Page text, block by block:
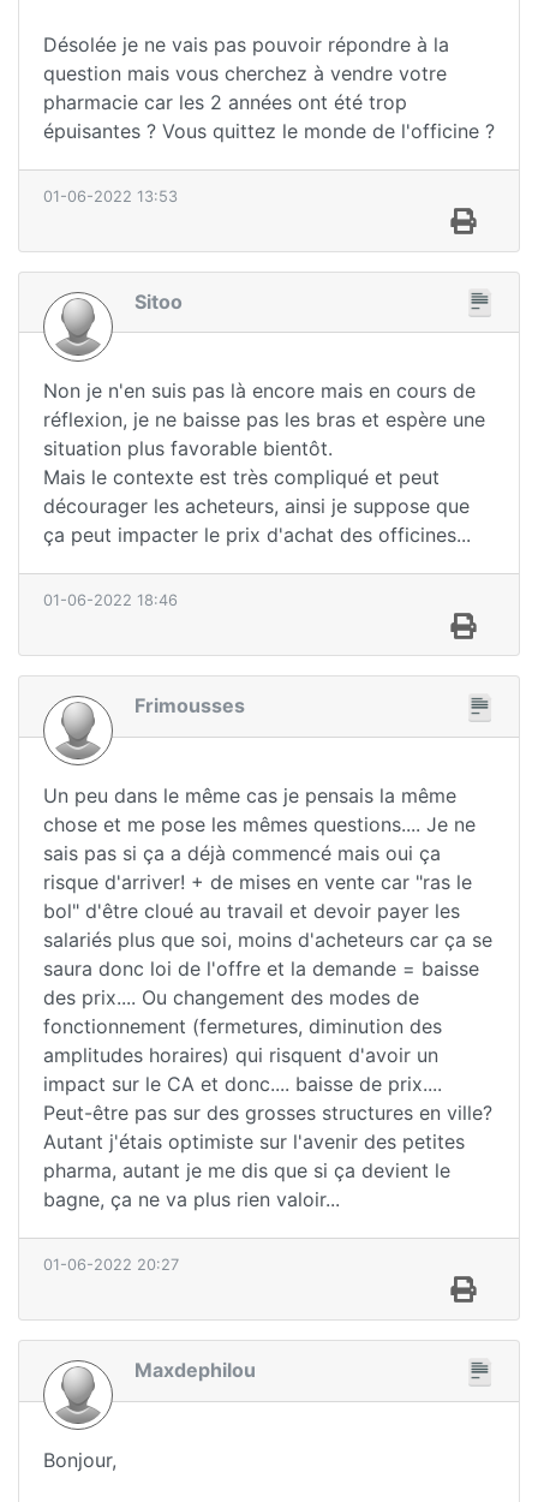
Désolée je ne vais pas pouvoir répondre à la
question mais vous cherchez à vendre votre
pharmacie car les 2 années ont été trop
épuisantes ? Vous quittez le monde de l'officine ?
01-06-2022 13:53
Sitoo
Non je n'en suis pas là encore mais en cours de
réflexion, je ne baisse pas les bras et espère une
situation plus favorable bientôt.
Mais le contexte est très compliqué et peut
décourager les acheteurs, ainsi je suppose que
ça peut impacter le prix d'achat des officines...
01-06-2022 18:46
Frimousses
Un peu dans le même cas je pensais la même
chose et me pose les mêmes questions.... Je ne
sais pas si ça a déjà commencé mais oui ça
risque d'arriver! + de mises en vente car "ras le
bol" d'être cloué au travail et devoir payer les
salariés plus que soi, moins d'acheteurs car ça se
saura donc loi de l'offre et la demande = baisse
des prix.... Ou changement des modes de
fonctionnement (fermetures, diminution des
amplitudes horaires) qui risquent d'avoir un
impact sur le CA et donc.... baisse de prix....
Peut-être pas sur des grosses structures en ville?
Autant j'étais optimiste sur l'avenir des petites
pharma, autant je me dis que si ça devient le
bagne, ça ne va plus rien valoir...
01-06-2022 20:27
Maxdephilou
Bonjour,